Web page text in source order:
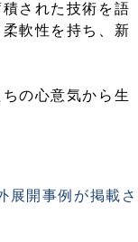
された技術を語
軟性を持ち、新
の心意気から生
展開事例が掲載さ